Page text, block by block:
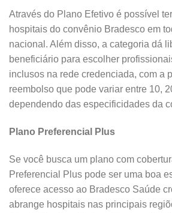
Através do Plano Efetivo é possível
hospitais do convênio Bradesco em
nacional. Além disso, a categoria dá
beneficiário para escolher
inclusos na rede credenciada, com a
reembolso que pode variar entre 10,
dependendo das especificidades da
Plano Preferencial Plus
Se você busca um plano com
Preferencial Plus pode ser uma boa
oferece acesso ao Bradesco Saúde
abrange hospitais nas principais